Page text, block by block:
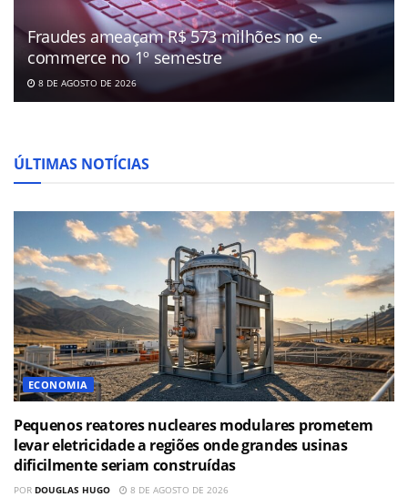
Fraudes ameaçam R$ 573 milhões no e-
commerce no 1º semestre
8 DE AGOSTO DE 2026
ÚLTIMAS NOTÍCIAS
ECONOMIA
Pequenos reatores nucleares modulares prometem
levar eletricidade a regiões onde grandes usinas
dificilmente seriam construídas
POR DOUGLAS HUGO 8 DE AGOSTO DE 2026